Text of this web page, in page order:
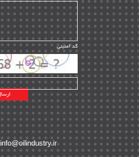
مدیریت دانش
مدیریت سازمانی و عمومی | ۲
تأمین کالا | ۱۳
EPC | ۲۰
پیمانکاران بین المللی | ۸
اطلاعات انرژی کشورها | ۱۴
پروژه های خارجی | ۱۵
نقشه های نفت و گاز خارجی | ۱۰
شرکت های نفتی | ۱۴
پلانت های فعال | ۴۰
طرح ها و پروژه ها | ۳۵
کد امنیتی
info@oilindustry.ir